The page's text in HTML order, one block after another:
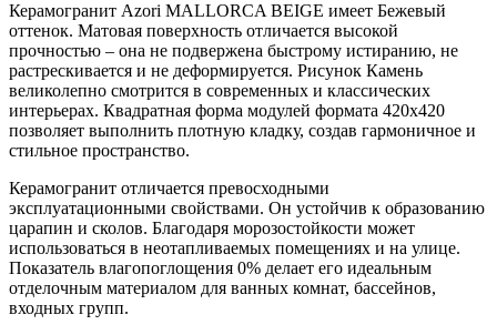
Керамогранит Azori MALLORCA BEIGE имеет Бежевый
оттенок. Матовая поверхность отличается высокой
прочностью – она не подвержена быстрому истиранию, не
растрескивается и не деформируется. Рисунок Камень
великолепно смотрится в современных и классических
интерьерах. Квадратная форма модулей формата 420x420
позволяет выполнить плотную кладку, создав гармоничное и
стильное пространство.
Керамогранит отличается превосходными
эксплуатационными свойствами. Он устойчив к образованию
царапин и сколов. Благодаря морозостойкости может
использоваться в неотапливаемых помещениях и на улице.
Показатель влагопоглощения 0% делает его идеальным
отделочным материалом для ванных комнат, бассейнов,
входных групп.